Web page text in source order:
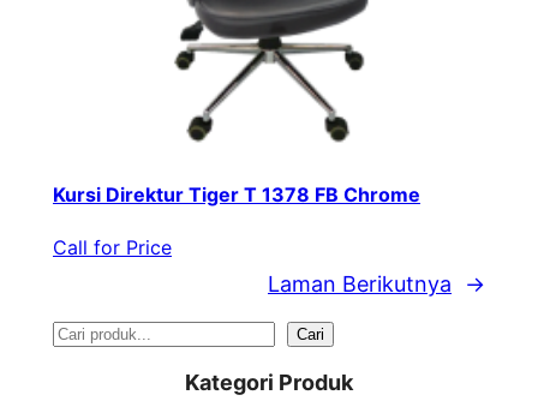
Kursi Direktur Tiger T 1378 FB Chrome
Call for Price
Laman Berikutnya →
S
Cari
Kategori Produk